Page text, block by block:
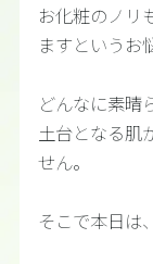
お化粧のノリ
ますというお
どんなに素晴
土台となる肌
せん。
そこで本日は、